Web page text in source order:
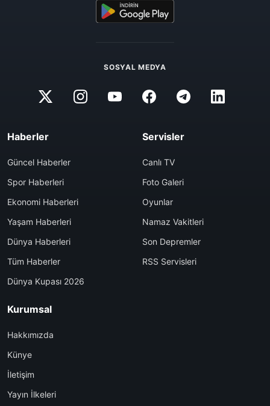
SOSYAL MEDYA
Haberler
Güncel Haberler
Spor Haberleri
Ekonomi Haberleri
Yaşam Haberleri
Dünya Haberleri
Tüm Haberler
Dünya Kupası 2026
Servisler
Canlı TV
Foto Galeri
Oyunlar
Namaz Vakitleri
Son Depremler
RSS Servisleri
Kurumsal
Hakkımızda
Künye
İletişim
Yayın İlkeleri